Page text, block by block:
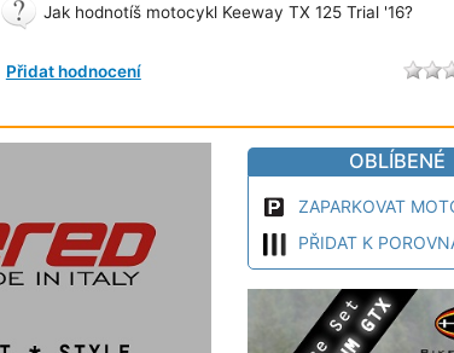
Jak hodnotíš motocykl Keeway TX 125 Trial '16?
Přidat hodnocení
OBLÍBENÉ
ZAPARKOVAT
PŘIDAT K